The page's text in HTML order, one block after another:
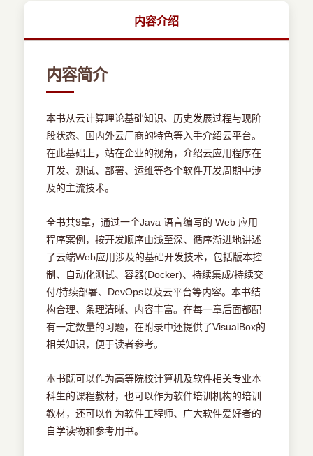
内容介绍
内容简介
本书从云计算理论基础知识、历史发展过程与现阶
段状态、国内外云厂商的特色等入手介绍云平台。
在此基础上，站在企业的视角，介绍云应用程序在
开发、测试、部署、运维等各个软件开发周期中涉
及的主流技术。
全书共9章，通过一个Java 语言编写的 Web 应用
程序案例，按开发顺序由浅至深、循序渐进地讲述
了云端Web应用涉及的基础开发技术，包括版本控
制、自动化测试、容器(Docker)、持续集成/持续交
付/持续部署、DevOps以及云平台等内容。本书结
构合理、条理清晰、内容丰富。在每一章后面都配
有一定数量的习题，在附录中还提供了VisualBox的
相关知识，便于读者参考。
本书既可以作为高等院校计算机及软件相关专业本
科生的课程教材，也可以作为软件培训机构的培训
教材，还可以作为软件工程师、广大软件爱好者的
自学读物和参考用书。